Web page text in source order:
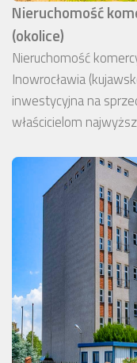
Nieruchomość
(okolice)
Nieruchomość
Inowrocławia
inwestycyjna na
właścicielom